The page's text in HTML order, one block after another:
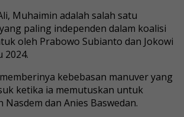
Muhaimin adalah salah satu
paling independen dalam koalisi
oleh Prabowo Subianto dan Jokowi
2024.
kebebasan manuver yang
ketika ia memutuskan untuk
dan Anies Baswedan.